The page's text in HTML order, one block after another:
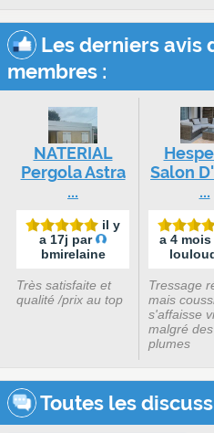
Les derniers avis
membres :
NATERIAL
Pergola Astra
...
il y
a 17j par
bmirelaine
Très satisfaite et
qualité /prix au top
Salon
...
a 4
Tressage
mais
s'affaisse
malgré
plumes
Toutes les